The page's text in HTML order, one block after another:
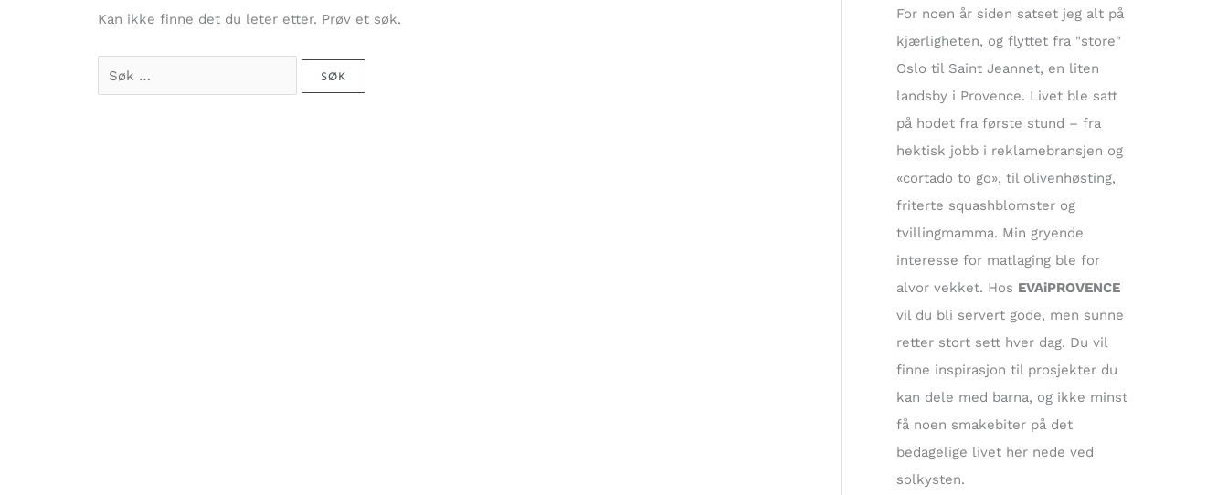
Kan ikke finne det du leter etter. Prøv et søk.
etter:
t
e
r
:
For noen år siden satset jeg alt på
kjærligheten, og flyttet fra "store"
Oslo til Saint Jeannet, en liten
landsby i Provence. Livet ble satt
på hodet fra første stund – fra
hektisk jobb i reklamebransjen og
«cortado to go», til olivenhøsting,
friterte squashblomster og
tvillingmamma. Min gryende
interesse for matlaging ble for
alvor vekket. Hos EVAiPROVENCE
vil du bli servert gode, men sunne
retter stort sett hver dag. Du vil
finne inspirasjon til prosjekter du
kan dele med barna, og ikke minst
få noen smakebiter på det
bedagelige livet her nede ved
solkysten.